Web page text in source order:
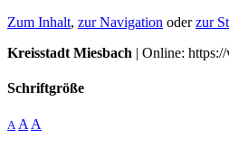
Zum Inhalt, zur Navigation oderzur
Kreisstadt Miesbach | Online:
Schriftgröße
A A A